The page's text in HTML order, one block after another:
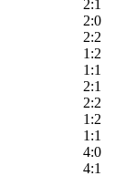
2:1
2:0
2:2
1:2
1:1
2:1
2:2
1:2
1:1
4:0
4:1